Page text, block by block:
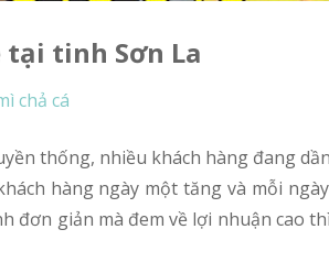
tại tinh Sơn La
chả cá
hàng ngày một tăng và mỗi
đơn giản mà đem về lợi nhuận cao